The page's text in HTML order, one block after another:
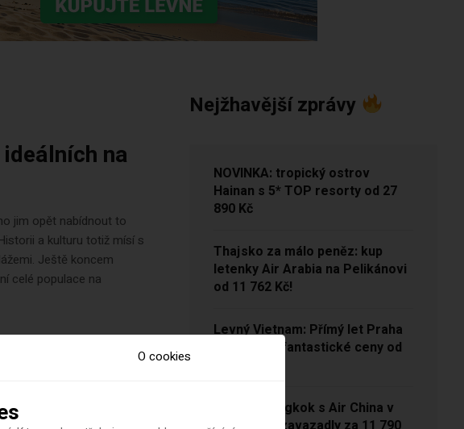
na
jim opět nabídnout to
a kulturu totiž mísí s
Ještě koncem
celé populace na
Nejžhavější zprávy
NOVINKA: tropický ostrov
Hainan s 5* TOP resorty od 27
890 Kč
Thajsko za málo peněz: kup
letenky Air Arabia na Pelikánovi
od 11 762 Kč!
Levný Vietnam: Přímý let Praha
– Hanoj za fantastické ceny od
Vídeň – Bangkok s Air China v
O cookies